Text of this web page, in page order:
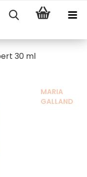
30 ml
MARIA
GALLAND